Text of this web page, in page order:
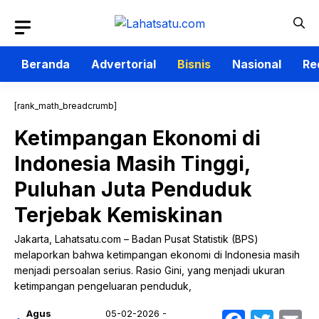
isi
Beranda
Advertorial Bisnis Nasional
[rank_math_breadcrumb]
Ketimpangan Ekonomi di
Indonesia Masih Tinggi,
Puluhan Juta Penduduk
Terjebak Kemiskinan
Jakarta, Lahatsatu.com – Badan Pusat Statistik (BPS)
melaporkan bahwa ketimpangan ekonomi di Indonesia masih
menjadi persoalan serius. Rasio Gini, yang menjadi ukuran
ketimpangan pengeluaran penduduk,
Agus
05-02-2026 -